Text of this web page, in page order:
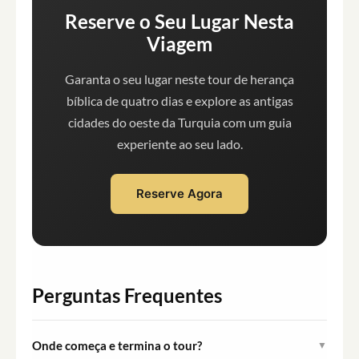
Reserve o Seu Lugar Nesta
Viagem
Garanta o seu lugar neste tour de herança
bíblica de quatro dias e explore as antigas
cidades do oeste da Turquia com um guia
experiente ao seu lado.
Reserve Agora
Perguntas Frequentes
Onde começa e termina o tour? ▼